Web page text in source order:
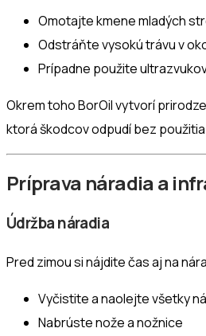
Omotajte kmene mladých
Odstráňte vysokú trávu v
Prípadne použite
Okrem toho BorOil vytvorí
ktorá škodcov odpudí bez
Príprava náradia a
Údržba náradia
Pred zimou si nájdite čas aj na
Vyčistite a naolejte všetky
Nabrúste nože a nožnice